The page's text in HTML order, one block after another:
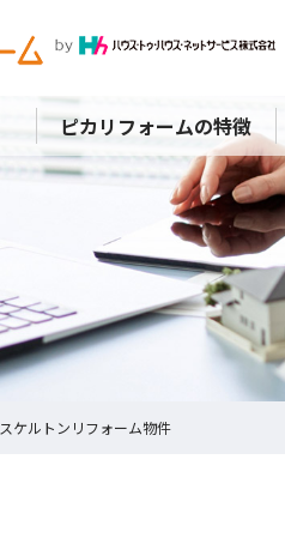
ピカリフォームの特徴
スケルトンリフォーム物件